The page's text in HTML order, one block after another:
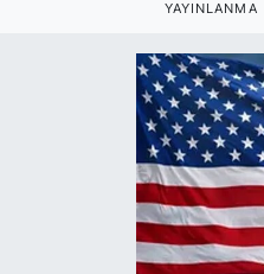
YAYINLANMA